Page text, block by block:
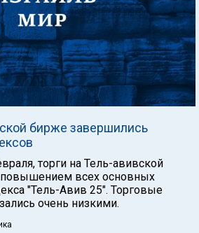
бирже завершились
торги на Тель-авивской
всех основных
"Тель-Авив 25". Торговые
очень низкими.